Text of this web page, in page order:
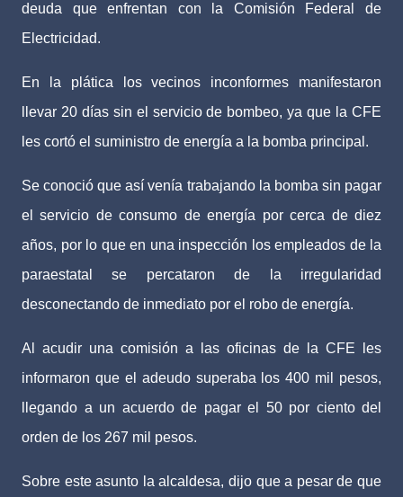
deuda que enfrentan con la Comisión Federal de
Electricidad.
En la plática los vecinos inconformes manifestaron
llevar 20 días sin el servicio de bombeo, ya que la CFE
les cortó el suministro de energía a la bomba principal.
Se conoció que así venía trabajando la bomba sin pagar
el servicio de consumo de energía por cerca de diez
años, por lo que en una inspección los empleados de la
paraestatal se percataron de la irregularidad
desconectando de inmediato por el robo de energía.
Al acudir una comisión a las oficinas de la CFE les
informaron que el adeudo superaba los 400 mil pesos,
llegando a un acuerdo de pagar el 50 por ciento del
orden de los 267 mil pesos.
Sobre este asunto la alcaldesa, dijo que a pesar de que